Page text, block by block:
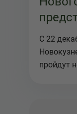
кукол
С 22
пройдут